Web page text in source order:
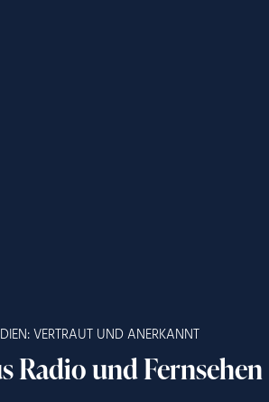
VERTRAUT UND ANERKANNT
Radio und Fernsehen